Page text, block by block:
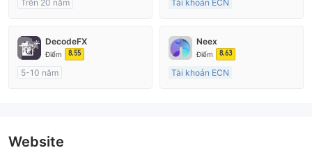
Trên 20 năm
cTrader
Tài khoản ECN
Đăng ký tại Nước Úc
MT4 Chính thức
DecodeFX
Điểm 8.55
5-10 năm
Neex
Điểm 8.63
Tài khoản ECN
Website